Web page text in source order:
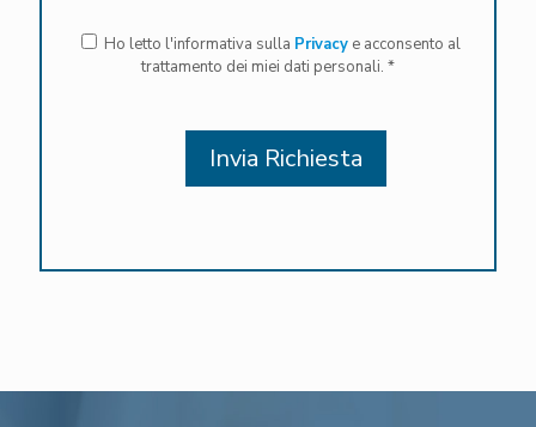
Ho letto l'informativa sulla Privacye acconsento al
trattamento dei miei dati personali. *